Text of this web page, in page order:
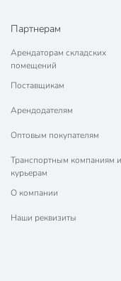
Партнерам
Арендаторам складских
помещений
Поставщикам
Арендодателям
Оптовым покупателям
Транспортным компаниям и
курьерам
О компании
Наши реквизиты